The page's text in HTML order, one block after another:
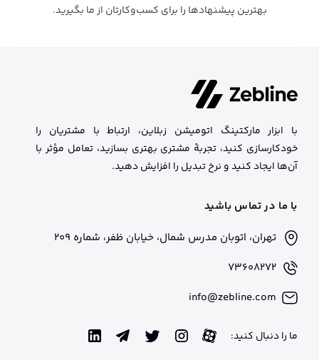
بهترین پیشنهادها را برای کسب‌وکارتان از ما بگیرید.
با ابزار مارکتینگ اتومیشن زبلاین، ارتباط با مشتریان را
خودکارسازی کنید، تجربهٔ مشتری بهتری بسازید، تعامل مؤثر با
آن‌ها ایجاد کنید و نرخ تبدیل را افزایش دهید.
با ما در تماس باشید
تهران، اتوبان مدرس شمال، خیابان ظفر، شماره 209
73608272
info@zebline.com
ما را دنبال کنید: